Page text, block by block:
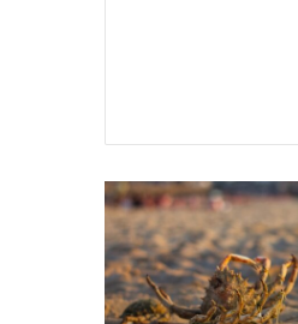
تفسير
اني
حارس
شخصي